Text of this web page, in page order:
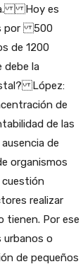
Hoy es
por 500
de 1200
la
López:
de
de las
de
organismos
cuestión
realizar
tienen. Por ese
urbanos o
de pequeños